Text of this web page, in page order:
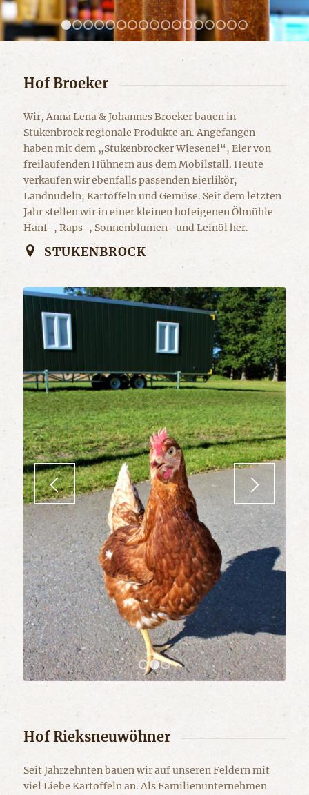
1 2 3 4 5 6 7 8 9 1011 12 1415
Hof Broeker
Wir, Anna Lena & Johannes Broeker bauen in
Stukenbrock regionale Produkte an. Angefangen
haben mit dem „Stukenbrocker Wiesenei“, Eier von
freilaufenden Hühnern aus dem Mobilstall. Heute
verkaufen wir ebenfalls passenden Eierlikör,
Landnudeln, Kartoffeln und Gemüse. Seit dem letzten
Jahr stellen wir in einer kleinen hofeigenen Ölmühle
Hanf-, Raps-, Sonnenblumen- und Leinöl her.
STUKENBROCK
1 2 3
Hof Rieksneuwöhner
Seit Jahrzehnten bauen wir auf unseren Feldern mit
viel Liebe Kartoffeln an. Als Familienunternehmen